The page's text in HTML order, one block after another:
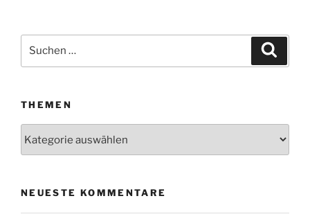
Suchen
THEMEN
NEUESTE KOMMENTARE